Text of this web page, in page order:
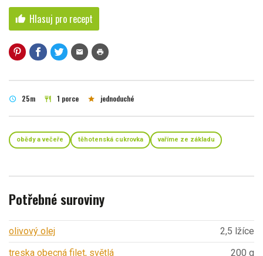
thumb_up Hlasuj pro recept
mail print
schedule 25m restaurant 1 porce star jednoduché
obědy a večeře těhotenská cukrovka vaříme ze základu
Potřebné suroviny
olivový olej
2,5 lžíce
treska obecná filet, světlá
200 g